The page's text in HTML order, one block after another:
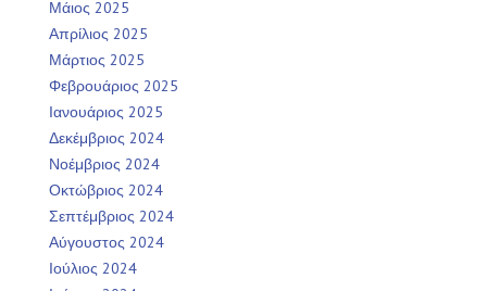
Μάιος 2025
Απρίλιος 2025
Μάρτιος 2025
Φεβρουάριος 2025
Ιανουάριος 2025
Δεκέμβριος 2024
Νοέμβριος 2024
Οκτώβριος 2024
Σεπτέμβριος 2024
Αύγουστος 2024
Ιούλιος 2024